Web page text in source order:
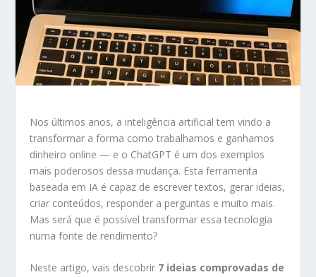
Nos últimos anos, a inteligência artificial tem vindo a
transformar a forma como trabalhamos e ganhamos
dinheiro online — e o ChatGPT é um dos exemplos
mais poderosos dessa mudança. Esta ferramenta
baseada em IA é capaz de escrever textos, gerar ideias,
criar conteúdos, responder a perguntas e muito mais.
Mas será que é possível transformar essa tecnologia
numa fonte de rendimento?
Neste artigo, vais descobrir 7 ideias comprovadas de